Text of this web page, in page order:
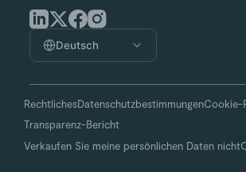
Deutsch
RechtlichesDatenschutzbestimmungenCookie-
Transparenz-Bericht
Verkaufen Sie meine persönlichen Daten nicht